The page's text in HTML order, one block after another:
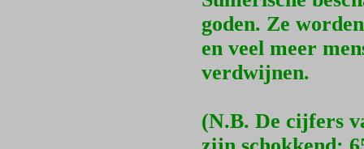
goden. Ze
en veel meer
verdwijnen.
(N.B. De cijfers